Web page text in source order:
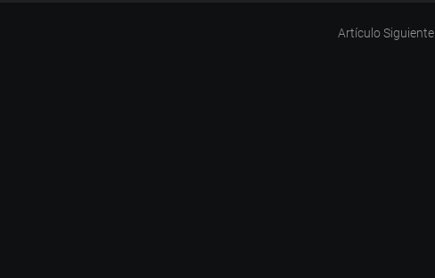
Artículo Siguiente